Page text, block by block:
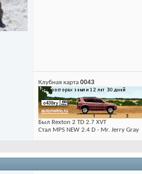
Клубная карта 0043
Был Rexton 2 TD 2.7 XVT
Стал MPS NEW 2.4 D - Mr. Jerry Gray